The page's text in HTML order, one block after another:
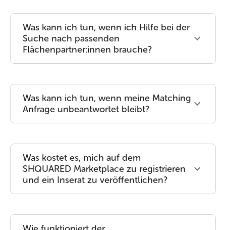
Was kann ich tun, wenn ich Hilfe bei der
Suche nach passenden
Flächenpartner:innen brauche?
Was kann ich tun, wenn meine Matching
Anfrage unbeantwortet bleibt?
Was kostet es, mich auf dem
SHQUARED Marketplace zu registrieren
und ein Inserat zu veröffentlichen?